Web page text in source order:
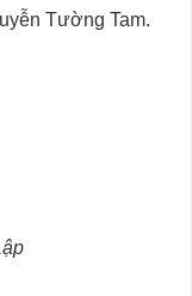
Tường Tam.